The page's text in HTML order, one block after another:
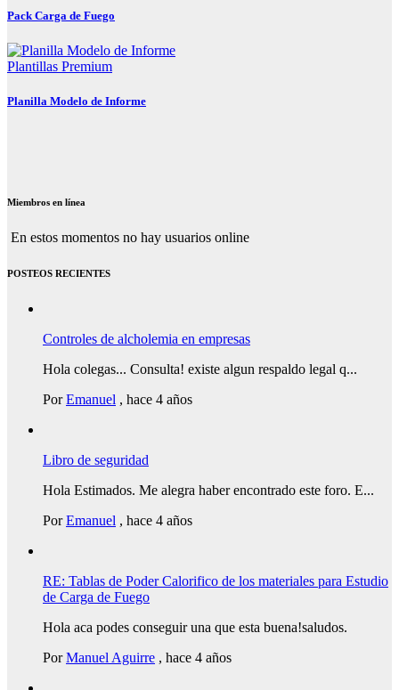
Pack Carga de Fuego
Plantillas Premium
Planilla Modelo de Informe
Miembros en línea
En estos momentos no hay usuarios online
POSTEOS RECIENTES
Controles de alcholemia en empresas
Hola colegas... Consulta! existe algun respaldo legal q...
PorEmanuel , hace 4 años
Libro de seguridad
Hola Estimados. Me alegra haber encontrado este foro. E...
PorEmanuel , hace 4 años
RE: Tablas de Poder Calorifico de los materiales para Estudio
de Carga de Fuego
Hola aca podes conseguir una que esta buena!saludos.
PorManuel Aguirre , hace 4 años